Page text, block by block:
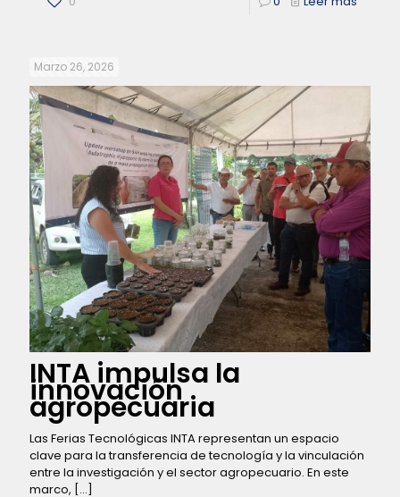
Marzo 26, 2026
INTA impulsa la
innovación
agropecuaria
Las Ferias Tecnológicas INTA representan un espacio
clave para la transferencia de tecnología y la vinculación
entre la investigación y el sector agropecuario. En este
marco, […]